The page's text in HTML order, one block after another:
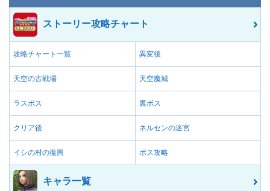
ストーリー攻略チャート
攻略チャート一覧 異変後
天空の古戦場 天空魔城
ラスボス 裏ボス
クリア後 ネルセンの迷宮
イシの村の復興 ボス攻略
キャラ一覧